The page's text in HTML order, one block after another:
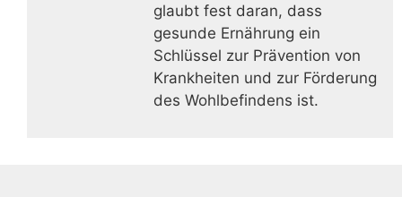
glaubt fest daran, dass
gesunde Ernährung ein
Schlüssel zur Prävention von
Krankheiten und zur Förderung
des Wohlbefindens ist.